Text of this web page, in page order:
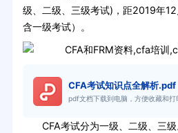
级、二级、三级考试)，距2019年
含一级考试）。
CFA考试知识点全解析.pdf
pdf文档下载到电脑，方便收藏和打
CFA考试分为一级、二级、三级